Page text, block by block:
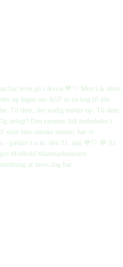
af mors dag har